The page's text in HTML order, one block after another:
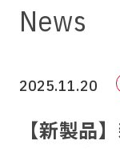
News
2025.11.20
【新製品